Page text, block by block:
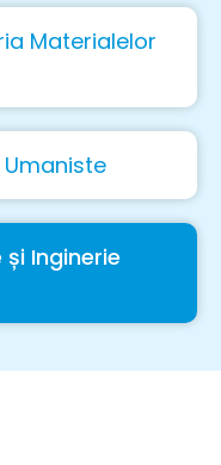
Materialelor
Inginerie